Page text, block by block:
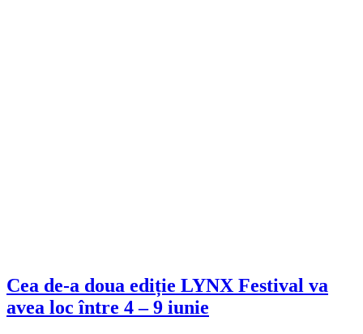
Cea de-a doua ediție LYNX Festival va
avea loc între 4 – 9 iunie